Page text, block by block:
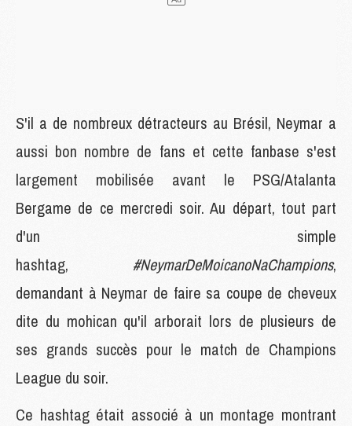
S'il a de nombreux détracteurs au Brésil, Neymar a
aussi bon nombre de fans et cette fanbase s'est
largement mobilisée avant le PSG/Atalanta
Bergame de ce mercredi soir. Au départ, tout part
d'un simple
hashtag, #NeymarDeMoicanoNaChampions,
demandant à Neymar de faire sa coupe de cheveux
dite du mohican qu'il arborait lors de plusieurs de
ses grands succès pour le match de Champions
League du soir.
Ce hashtag était associé à un montage montrant